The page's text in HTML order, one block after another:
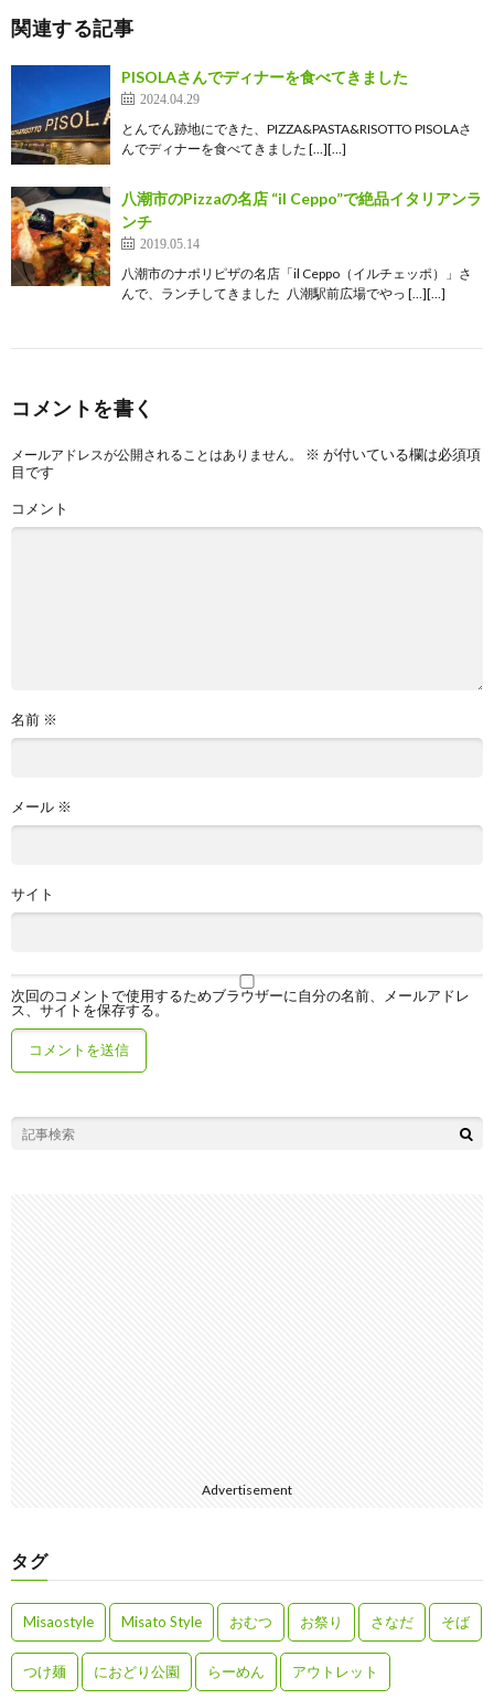
関連する記事
PISOLAさんでディナーを食べてきました
2024.04.29
とんでん跡地にできた、PIZZA&PASTA&RISOTTO PISOLAさ
んでディナーを食べてきました […][…]
八潮市のPizzaの名店 “il Ceppo”で絶品イタリアンラ
ンチ
2019.05.14
八潮市のナポリピザの名店「il Ceppo（イルチェッポ）」さ
んで、ランチしてきました 八潮駅前広場でやっ […][…]
コメントを書く
メールアドレスが公開されることはありません。 ※ が付いている欄は必須項
目です
コメント
名前 ※
メール ※
サイト
次回のコメントで使用するためブラウザーに自分の名前、メールアドレ
ス、サイトを保存する。
Advertisement
タグ
Misaostyle Misato Style おむつ お祭り さなだ そば
つけ麺 におどり公園 らーめん アウトレット